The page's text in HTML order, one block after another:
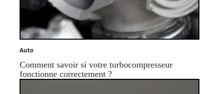
Auto
Comment savoir si votre turbocompresseur
fonctionne correctement ?